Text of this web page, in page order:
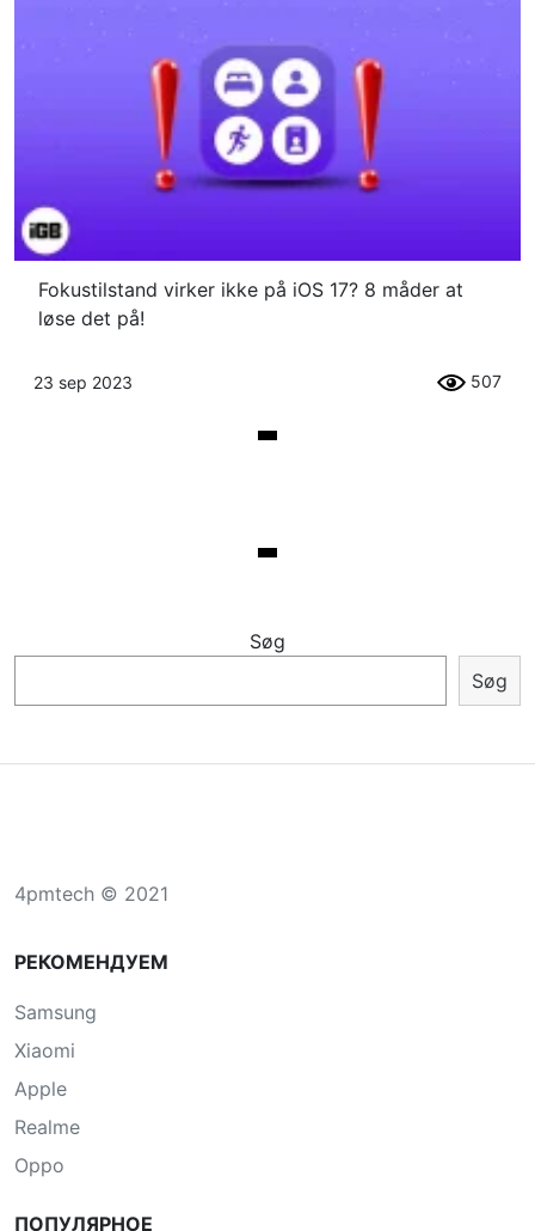
Fokustilstand virker ikke på iOS 17? 8 måder at
løse det på!
23 sep 2023 507
Søg
Søg
4pmtech © 2021
РЕКОМЕНДУЕМ
Samsung
Xiaomi
Apple
Realme
Oppo
ПОПУЛЯРНОЕ